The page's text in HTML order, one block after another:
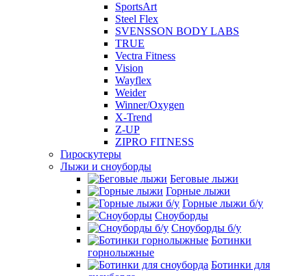
SportsArt
Steel Flex
SVENSSON BODY LABS
TRUE
Vectra Fitness
Vision
Wayflex
Weider
Winner/Oxygen
X-Trend
Z-UP
ZIPRO FITNESS
Гироскутеры
Лыжи и сноуборды
Беговые лыжи
Горные лыжи
Горные лыжи б/у
Сноуборды
Сноуборды б/у
Ботинки
горнолыжные
Ботинки для